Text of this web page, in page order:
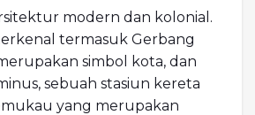
modern dan kolonial.
termasuk Gerbang
simbol kota, dan
sebuah stasiun kereta
yang merupakan